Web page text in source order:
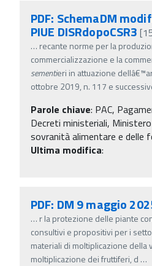
PDF: SchemaDM
PIUE DISRdopoCSR3
… recante norme per la
commercializzazione e la
sementieri in attuazione
ottobre 2019, n. 117 e
Parole chiave: PAC,
Decreti ministeriali,
sovranità alimentare e delle
Ultima modifica:
PDF: DM 9 maggio
… r la protezione delle piante
consultivi e propositivi per i
materiali di moltiplicazione della
moltiplicazione dei fruttiferi, d …